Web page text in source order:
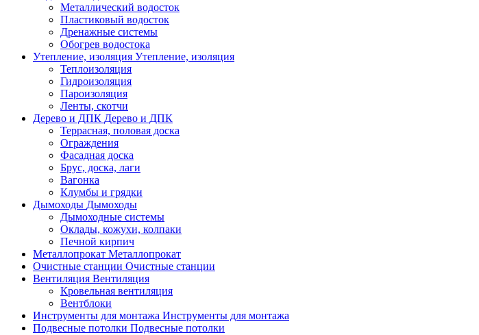
Металлический водосток
Пластиковый водосток
Дренажные системы
Обогрев водостока
Утепление, изоляция Утепление, изоляция
Теплоизоляция
Гидроизоляция
Пароизоляция
Ленты, скотчи
Дерево и ДПК Дерево и ДПК
Террасная, половая доска
Ограждения
Фасадная доска
Брус, доска, лаги
Вагонка
Клумбы и грядки
Дымоходы Дымоходы
Дымоходные системы
Оклады, кожухи, колпаки
Печной кирпич
Металлопрокат Металлопрокат
Очистные станции Очистные станции
Вентиляция Вентиляция
Кровельная вентиляция
Вентблоки
Инструменты для монтажа Инструменты для монтажа
Подвесные потолки Подвесные потолки